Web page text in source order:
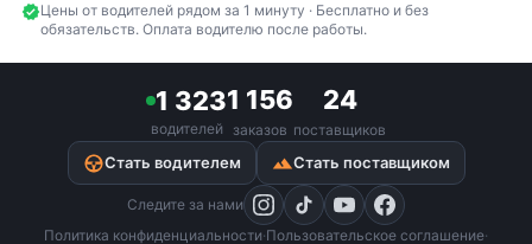
verifiedЦены от водителей рядом за 1 минуту · Бесплатно и без
обязательств. Оплата водителю после работы.
1 323
водителей
1 156
заказов
24
поставщиков
Стать водителем terrainСтать поставщиком
Следите за нами
Политика конфиденциальности·Пользовательское соглашение·